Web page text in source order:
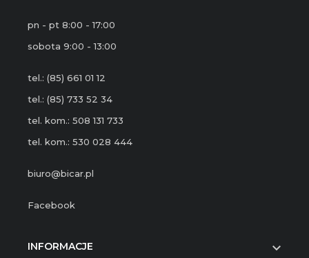
pn - pt 8:00 - 17:00
sobota 9:00 - 13:00
tel.: (85) 661 01 12
tel.: (85) 733 52 34
tel. kom.: 508 131 733
tel. kom.: 530 028 444
biuro@bicar.pl
Facebook
INFORMACJE 